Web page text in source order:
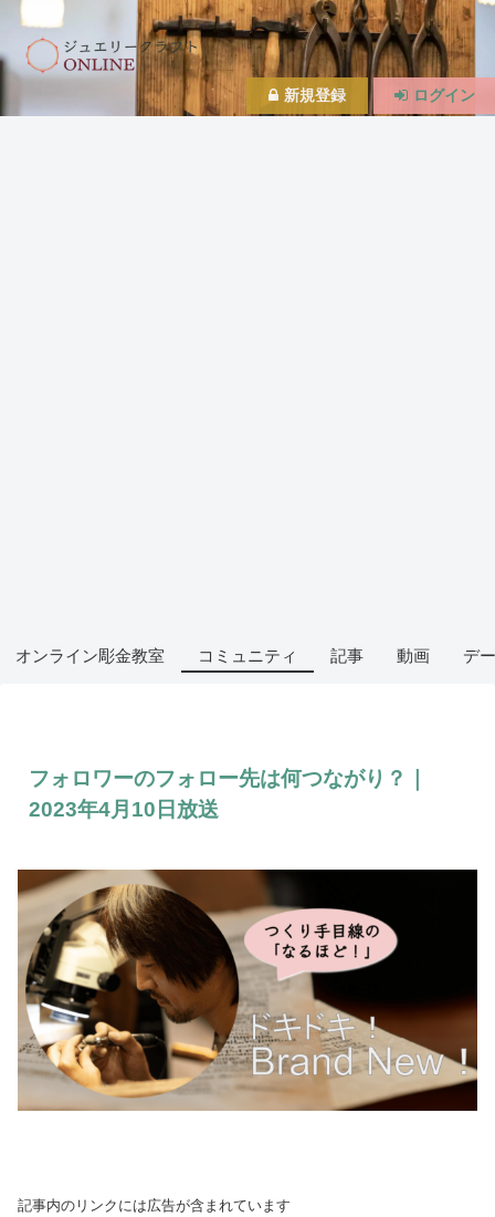
オンライン彫金教室 コミュニティ 記事 動画 デ
フォロワーのフォロー先は何つながり？｜
2023年4月10日放送
記事内のリンクには広告が含まれています
新規登録 ログイン